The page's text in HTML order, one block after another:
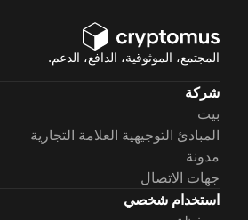
المجتمع، الموثوقية، الدافع، الدعم.
شركة
بيت
المبادئ التوجيهية العلامة التجارية
مدونة
جهات الاتصال
استخدام شخصي